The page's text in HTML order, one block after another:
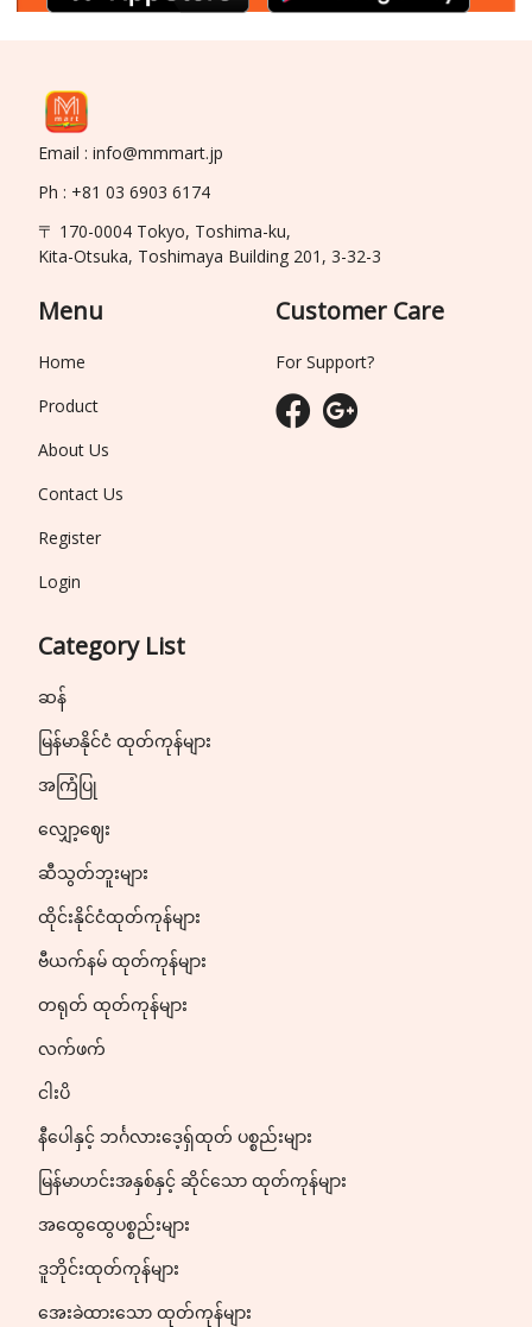
Email : info@mmmart.jp
Ph : +81 03 6903 6174
〒 170-0004 Tokyo, Toshima-ku,
Kita-Otsuka, Toshimaya Building 201, 3-32-3
Menu
Home
Product
About Us
Contact Us
Register
Login
Category List
ဆန်
မြန်မာနိုင်ငံ ထုတ်ကုန်များ
အကြံပြု
လျှော့ဈေး
ဆီသွတ်ဘူးများ
ထိုင်းနိုင်ငံထုတ်ကုန်များ
ဗီယက်နမ် ထုတ်ကုန်များ
တရုတ် ထုတ်ကုန်များ
လက်ဖက်
ငါးပိ
နီပေါနှင့် ဘင်္ဂလားဒေ့ရှ်ထုတ် ပစ္စည်းများ
မြန်မာဟင်းအနှစ်နှင့် ဆိုင်သော ထုတ်ကုန်များ
အထွေထွေပစ္စည်းများ
ဒူဘိုင်းထုတ်ကုန်များ
အေးခဲထားသော ထုတ်ကုန်များ
Customer Care
For Support?